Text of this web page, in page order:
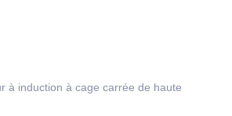
à induction à cage carrée de haute